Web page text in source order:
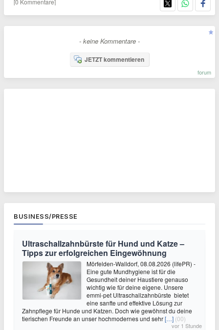
- keine Kommentare -
JETZT kommentieren
forum
BUSINESS/PRESSE
Ultraschallzahnbürste für Hund und Katze –
Tipps zur erfolgreichen Eingewöhnung
Mörfelden-Walldorf, 08.08.2026 (lifePR) -
Eine gute Mundhygiene ist für die
Gesundheit deiner Haustiere genauso
wichtig wie für deine eigene. Unsere
emmi-pet Ultraschallzahnbürste bietet
eine sanfte und effektive Lösung zur
Zahnpflege für Hunde und Katzen. Doch wie gewöhnst du deine
tierischen Freunde an unser hochmodernes und sehr[…] (00)
vor 1 Stunde